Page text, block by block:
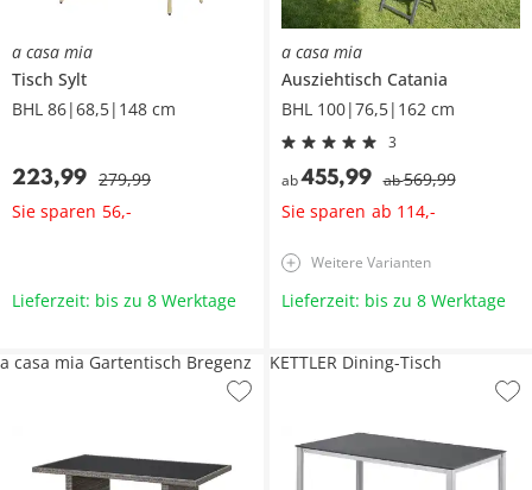
a casa mia
Tisch Sylt
BHL 86|68,5|148 cm
223,99 279,99
Sie sparen 56,-
Lieferzeit: bis zu 8 Werktage
a casa mia
Ausziehtisch Catania
BHL 100|76,5|162 cm
3
ab455,99 ab569,99
Sie sparen ab 114,-
Weitere Varianten
Lieferzeit: bis zu 8 Werktage
a casa mia Gartentisch Bregenz KETTLER Dining-Tisch